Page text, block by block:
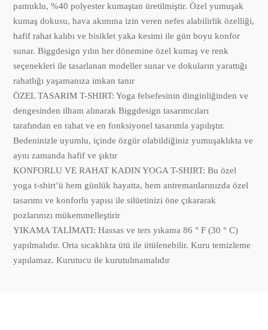
pamuklu, %40 polyester kumaştan üretilmiştir. Özel yumuşak
kumaş dokusu, hava akımına izin veren nefes alabilirlik özelliği,
hafif rahat kalıbı ve bisiklet yaka kesimi ile gün boyu konfor
sunar. Biggdesign yılın her dönemine özel kumaş ve renk
seçenekleri ile tasarlanan modeller sunar ve dokuların yarattığı
rahatlığı yaşamanıza imkan tanır
ÖZEL TASARIM T-SHIRT: Yoga felsefesinin dinginliğinden ve
dengesinden ilham alınarak Biggdesign tasarımcıları
tarafından en rahat ve en fonksiyonel tasarımla yapılıştır.
Bedeninizle uyumlu, içinde özgür olabildiğiniz yumuşaklıkta ve
aynı zamanda hafif ve şıktır
KONFORLU VE RAHAT KADIN YOGA T-SHIRT: Bu özel
yoga t-shirt’ü hem günlük hayatta, hem antremanlarınızda özel
tasarımı ve konforlu yapısı ile silüetinizi öne çıkararak
pozlarınızı mükemmelleştirir
YIKAMA TALİMATI: Hassas ve ters yıkama 86 ° F (30 ° C)
yapılmalıdır. Orta sıcaklıkta ütü ile ütülenebilir. Kuru temizleme
yapılamaz. Kurutucu ile kurutulmamalıdır